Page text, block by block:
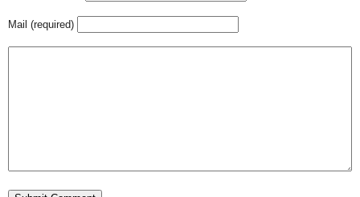
Mail (required)